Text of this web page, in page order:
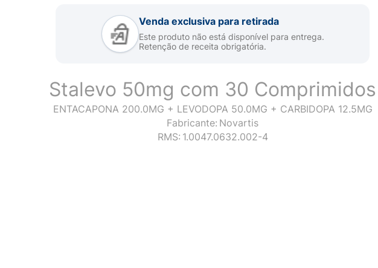
Venda exclusiva para retirada
Este produto não está disponível para entrega.
Retenção de receita obrigatória.
Stalevo 50mg com 30 Comprimidos
ENTACAPONA 200.0MG + LEVODOPA 50.0MG + CARBIDOPA 12.5MG
Fabricante: Novartis
RMS: 1.0047.0632.002-4